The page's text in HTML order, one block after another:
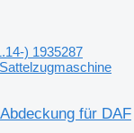
) 1935287
für DAF